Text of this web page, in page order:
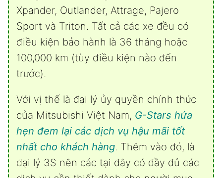
Xpander, Outlander, Attrage, Pajero
Sport và Triton. Tất cả các xe đều có
điều kiện bảo hành là 36 tháng hoặc
100,000 km (tùy điều kiện nào đến
trước).
Với vị thế là đại lý ủy quyền chính thức
của Mitsubishi Việt Nam, G-Stars hứa
hẹn đem lại các dịch vụ hậu mãi tốt
nhất cho khách hàng. Thêm vào đó, là
đại lý 3S nên các tại đây có đầy đủ các